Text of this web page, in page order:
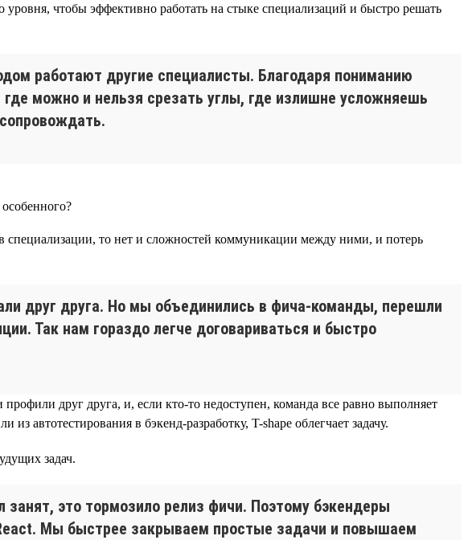
чтобы эффективно работать на стыке специализаций и быстро решать
работают другие специалисты. Благодаря пониманию
можно и нельзя срезать углы, где излишне усложняешь
специализации, то нет и сложностей коммуникации между ними, и потерь
друг друга. Но мы объединились в фича-команды, перешли
Так нам гораздо легче договариваться и быстро
друг друга, и, если кто-то недоступен, команда все равно выполняет
автотестирования в бэкенд-разработку, T-shape облегчает задачу.
задач.
это тормозило релиз фичи. Поэтому бэкендеры
Мы быстрее закрываем простые задачи и повышаем